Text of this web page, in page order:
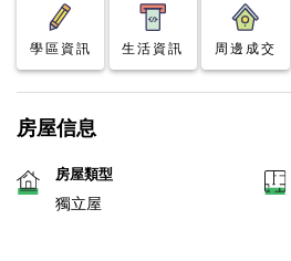
學區資訊 生活資訊 周邊成交
房屋信息
房屋類型
獨立屋